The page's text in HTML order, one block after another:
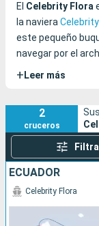
El Celebrity Flora
la naviera
este pequeño
navegar por el
+ Leer más
2
cruceros
ECUADOR
Celebrity Flora